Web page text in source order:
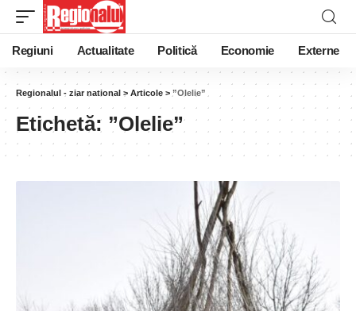
Regiuni Actualitate Politică Economie Externe
Regionalul - ziar national > Articole > ”Olelie”
Etichetă: ”Olelie”